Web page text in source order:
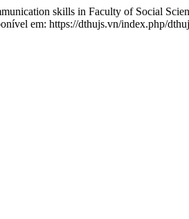
skills in Faculty of Social
em: https://dthujs.vn/index.php/